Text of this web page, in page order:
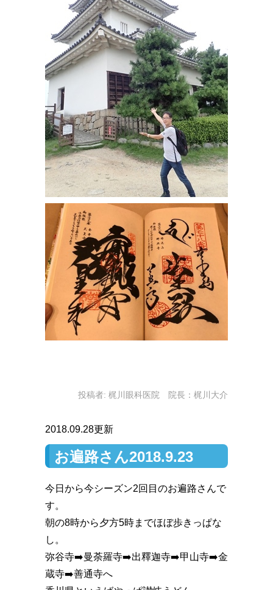
投稿者: 梶川眼科医院 院長：梶川大介
2018.09.28更新
お遍路さん2018.9.23
今日から今シーズン2回目のお遍路さんで
す。
朝の8時から夕方5時までほぼ歩きっぱな
し。
弥谷寺➡️曼荼羅寺➡️出釋迦寺➡️甲山寺➡️金
蔵寺➡️善通寺へ